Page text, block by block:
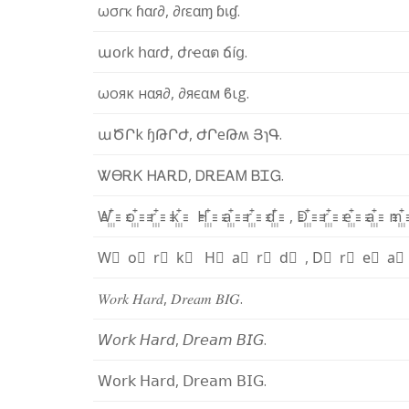
ωσɾҡ ɦαɾ∂, ∂ɾεαɱ ɓเɠ.
աօɾk հαɾժ, ժɾҽαต ճíց.
ωοяκ нαя∂, ∂яєαм ϐιg.
աԾՐk ɧԹՐԺ, ԺՐeԹʍ ՅɿԳ.
ᏔϴᎡᏦ ᎻᎪᎡᎠ, ᎠᎡᎬᎪᎷ ᏴᏆᏀ.
W꙲ o꙲r꙲k꙲ H꙲a꙲r꙲d꙲ , D꙲r꙲e꙲a꙲
W⃫ o⃫ r⃫ k⃫ H⃫ a⃫ r⃫ d⃫ , D⃫ r⃫ e⃫ a⃫
𝑊𝑜𝑟𝑘𝐻𝑎𝑟𝑑, 𝐷𝑟𝑒𝑎𝑚 𝐵𝐼𝐺.
𝘞𝘰𝘳𝘬𝘏𝘢𝘳𝘥, 𝘋𝘳𝘦𝘢𝘮 𝘉𝘐𝘎.
𝖶𝗈𝗋𝗄 𝖧𝖺𝗋𝖽, 𝖣𝗋𝖾𝖺𝗆 𝖡𝖨𝖦.